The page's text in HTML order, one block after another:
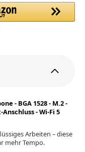
- BGA 1528 - M.2 -
- Wi-Fi 5
Arbeiten – diese
mehr Tempo.